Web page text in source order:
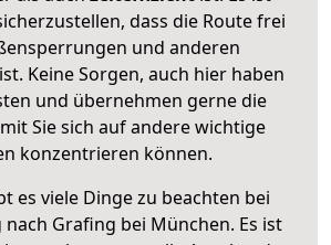
dass die Route frei
und anderen
Keine Sorgen, auch hier haben
und übernehmen gerne die
Sie sich auf andere wichtige
konzentrieren können.
es viele Dinge zu beachten bei
Grafing bei München. Es ist